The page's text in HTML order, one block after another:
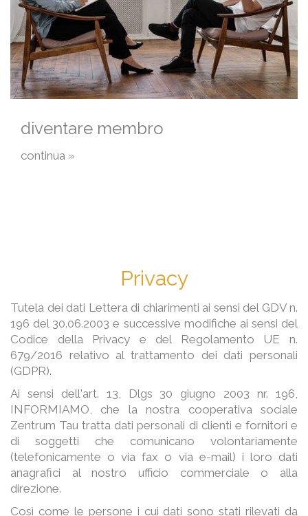
diventare membro
continua »
Privacy
Tutela dei dati Lettera di chiarimenti ai sensi del GDV n.
196 del 30.06.2003 e successive modifiche ai sensi del
Codice della Privacy e del Regolamento UE n.
679/2016 relativo al trattamento dei dati personali
(GDPR).
Ai sensi dell'art. 13, Dlgs 30 giugno 2003 nr. 196,
INFORMIAMO, che la nostra cooperativa sociale
Zentrum Tau tratta dati personali di clienti e fornitori e
di soggetti che comunicano volontariamente
(telefonicamente o via fax o via e-mail) i loro dati
anagrafici al nostro ufficio commerciale o alla
direzione.
Così come le persone i cui dati sono stati rilevati da